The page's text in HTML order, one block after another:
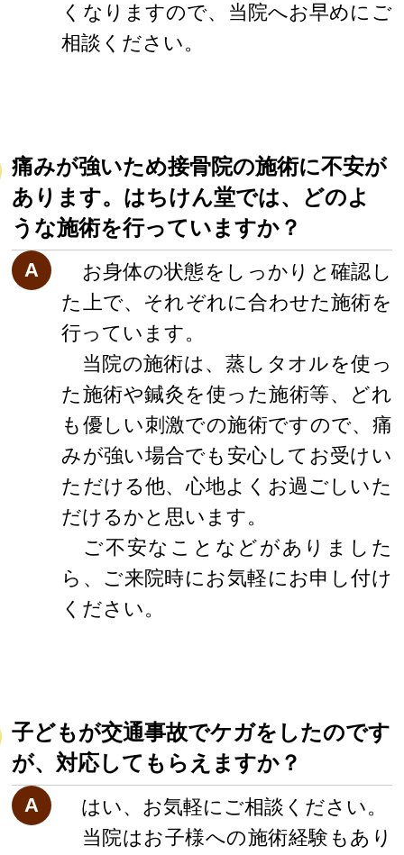
くなりますので、当院へお早めにご
相談ください。
痛みが強いため接骨院の施術に不安が
あります。はちけん堂では、どのよ
うな施術を行っていますか？
A
お身体の状態をしっかりと確認し
た上で、それぞれに合わせた施術を
行っています。
当院の施術は、蒸しタオルを使っ
た施術や鍼灸を使った施術等、どれ
も優しい刺激での施術ですので、痛
みが強い場合でも安心してお受けい
ただける他、心地よくお過ごしいた
だけるかと思います。
ご不安なことなどがありました
ら、ご来院時にお気軽にお申し付け
ください。
子どもが交通事故でケガをしたのです
が、対応してもらえますか？
A
はい、お気軽にご相談ください。
当院はお子様への施術経験もあり